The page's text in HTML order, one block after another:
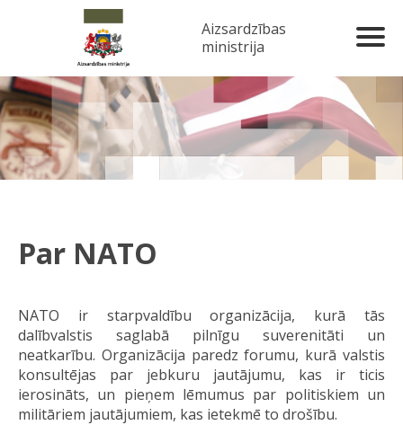
Aizsardzības
ministrija
Par NATO
NATO ir starpvaldību organizācija, kurā tās
dalībvalstis saglabā pilnīgu suverenitāti un
neatkarību. Organizācija paredz forumu, kurā valstis
konsultējas par jebkuru jautājumu, kas ir ticis
ierosināts, un pieņem lēmumus par politiskiem un
militāriem jautājumiem, kas ietekmē to drošību.